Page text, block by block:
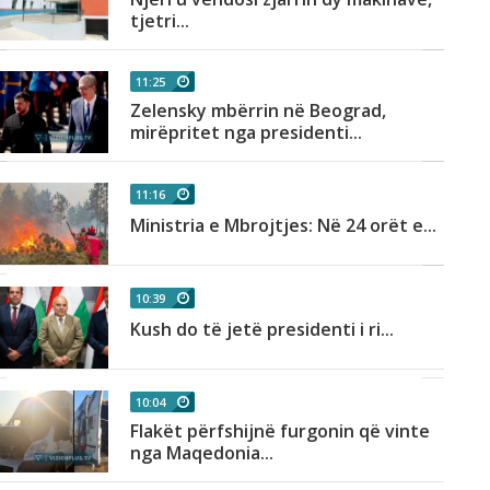
tjetri...
11:25
Zelensky mbërrin në Beograd,
mirëpritet nga presidenti...
11:16
Ministria e Mbrojtjes: Në 24 orët e...
10:39
Kush do të jetë presidenti i ri...
10:04
Flakët përfshijnë furgonin që vinte
nga Maqedonia...